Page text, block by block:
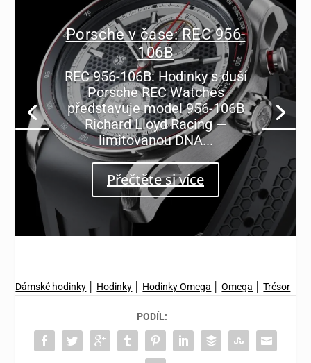
Porsche v čase: REC 956-
106B
REC 956-106B: Hodinky s duší
Porsche REC Watches
představuje model 956-106B
Richard Lloyd Racing —
limitovanou DNA...
Přečtěte si více
Dámské hodinky Hodinky Hodinky Omega │Omega │Trésor
PODÍL: